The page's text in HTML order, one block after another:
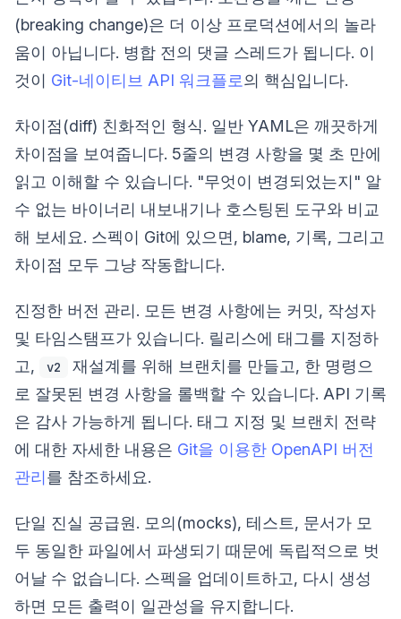
(breaking change)은 더 이상 프로덕션에서의 놀라
움이 아닙니다. 병합 전의 댓글 스레드가 됩니다. 이
것이 Git-네이티브 API 워크플로의 핵심입니다.
차이점(diff) 친화적인 형식. 일반 YAML은 깨끗하게
차이점을 보여줍니다. 5줄의 변경 사항을 몇 초 만에
읽고 이해할 수 있습니다. "무엇이 변경되었는지" 알
수 없는 바이너리 내보내기나 호스팅된 도구와 비교
해 보세요. 스펙이 Git에 있으면, blame, 기록, 그리고
차이점 모두 그냥 작동합니다.
진정한 버전 관리. 모든 변경 사항에는 커밋, 작성자
및 타임스탬프가 있습니다. 릴리스에 태그를 지정하
고,
v2
재설계를 위해 브랜치를 만들고, 한 명령으
로 잘못된 변경 사항을 롤백할 수 있습니다. API 기록
은 감사 가능하게 됩니다. 태그 지정 및 브랜치 전략
에 대한 자세한 내용은 Git을 이용한 OpenAPI 버전
관리를 참조하세요.
단일 진실 공급원. 모의(mocks), 테스트, 문서가 모
두 동일한 파일에서 파생되기 때문에 독립적으로 벗
어날 수 없습니다. 스펙을 업데이트하고, 다시 생성
하면 모든 출력이 일관성을 유지합니다.